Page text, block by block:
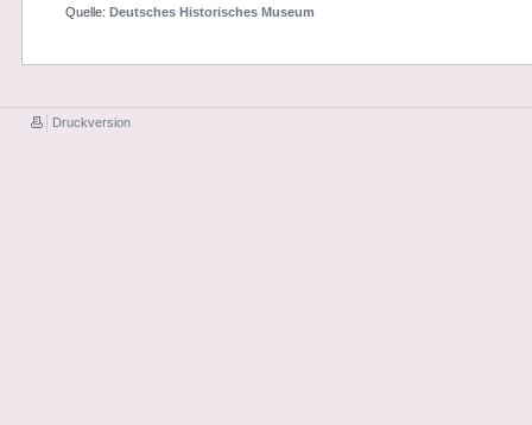
Quelle: Deutsches Historisches Museum
Druckversion